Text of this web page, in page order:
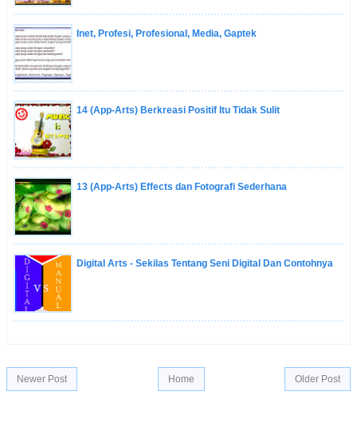
Inet, Profesi, Profesional, Media, Gaptek
14 (App-Arts) Berkreasi Positif Itu Tidak Sulit
13 (App-Arts) Effects dan Fotografi Sederhana
Digital Arts - Sekilas Tentang Seni Digital Dan Contohnya
Newer Post Older Post
Home